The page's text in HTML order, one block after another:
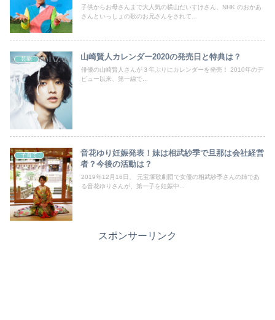
子供からお母さんまで大人気の横山だいすけさん、NHK のおかあ
さんといっしょの歌のお兄さんをされて...
芸能 山崎賢人カレンダー2020の発売日と特典は？
俳優の山崎賢人さんが３年ぶりにカレンダーを発売！ 2010年のデ
ビュー以来、第一線で...
子育て
音花ゆり妊娠発表！妹は相武紗季で旦那は会社経営
者？今後の活動は？
2019年12月16日、 元宝塚歌劇団で女優の相武紗季さんの姉であ
る音花ゆりさんが、第一子を妊娠中...
スポンサーリンク